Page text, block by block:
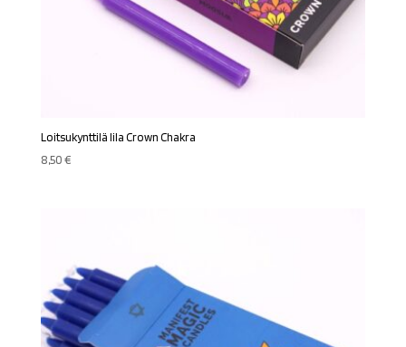
Loitsukynttilä lila Crown Chakra
8,50€